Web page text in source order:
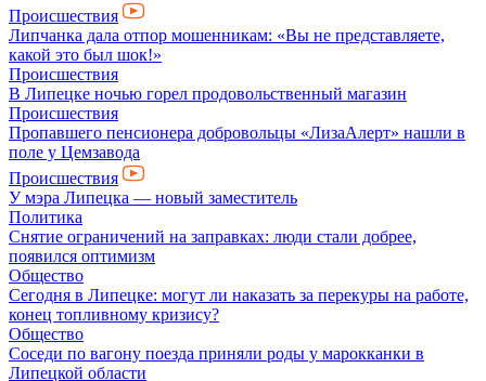
Происшествия
Липчанка дала отпор мошенникам: «Вы не представляете,
какой это был шок!»
Происшествия
В Липецке ночью горел продовольственный магазин
Происшествия
Пропавшего пенсионера добровольцы «ЛизаАлерт» нашли в
поле у Цемзавода
Происшествия
У мэра Липецка — новый заместитель
Политика
Снятие ограничений на заправках: люди стали добрее,
появился оптимизм
Общество
Сегодня в Липецке: могут ли наказать за перекуры на работе,
конец топливному кризису?
Общество
Соседи по вагону поезда приняли роды у марокканки в
Липецкой области